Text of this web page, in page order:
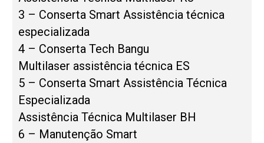
3 – Conserta Smart Assistência técnica
especializada
4 – Conserta Tech Bangu
Multilaser assistência técnica ES
5 – Conserta Smart Assistência Técnica
Especializada
Assistência Técnica Multilaser BH
6 – Manutenção Smart